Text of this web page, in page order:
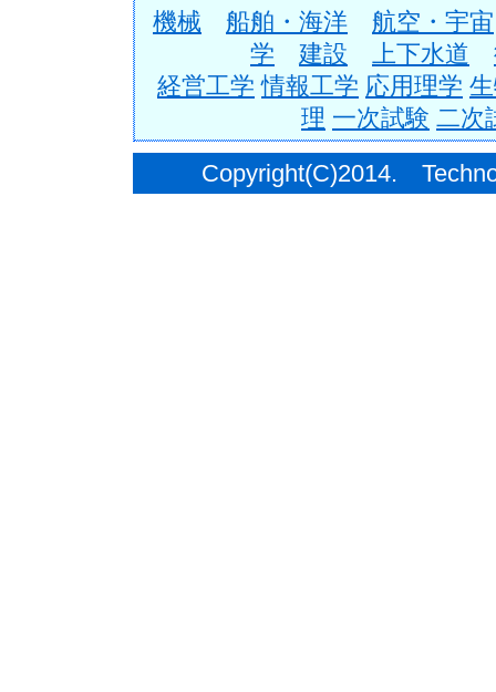
機械 船舶・海洋
航空・宇宙
学
建設 上下水道
経営工学 情報工学 応用理学
理 一次試験 二次
Copyright(C)2014.